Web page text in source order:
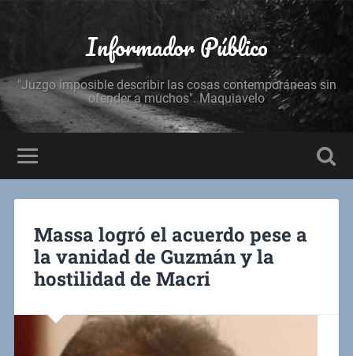
Informador Público
"Juzgo imposible describir las cosas contemporáneas sin
ofender a muchos". Maquiavelo
Massa logró el acuerdo pese a
la vanidad de Guzmán y la
hostilidad de Macri